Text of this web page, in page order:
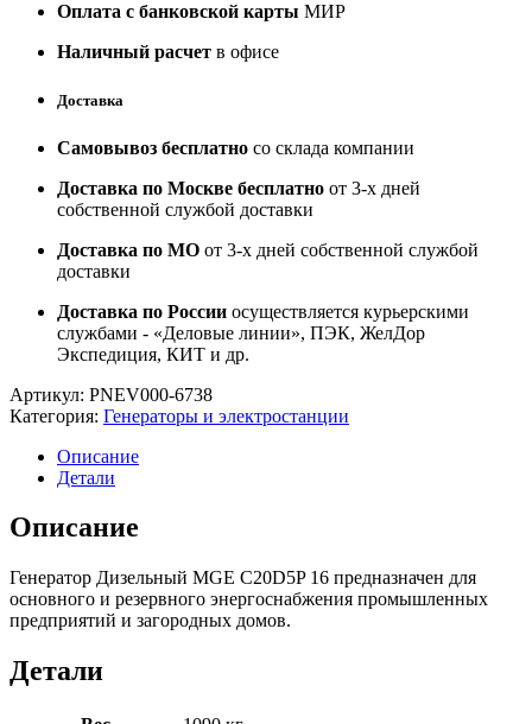
Оплата с банковской карты МИР
Наличный расчет в офисе
Доставка
Самовывоз бесплатно со склада компании
Доставка по Москве бесплатно от 3-х дней
собственной службой доставки
Доставка по МО от 3-х дней собственной службой
доставки
Доставка по России осуществляется курьерскими
службами - «Деловые линии», ПЭК, ЖелДор
Экспедиция, КИТ и др.
Артикул: PNEV000-6738
Категория: Генераторы и электростанции
Описание
Детали
Описание
Генератор Дизельный MGE C20D5P 16 предназначен для
основного и резервного энергоснабжения промышленных
предприятий и загородных домов.
Детали